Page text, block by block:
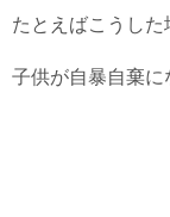
たとえばこうした
子供が自暴自棄に